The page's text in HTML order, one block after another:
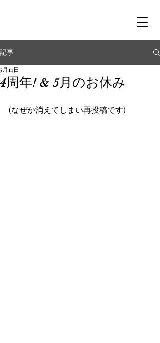
記事
4周年! & 5月のお休み
5月14日
(なぜか消えてしまい再投稿です)